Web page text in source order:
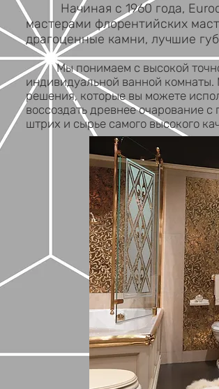
Начиная с 1960 года,
мастерами флорентийских
драгоценные камни, лучшие
Мы понимаем с высокой
индивидуальной ванной
решения, которые вы можете
воссоздать древнее очарование
штрих и сырье самого высокого